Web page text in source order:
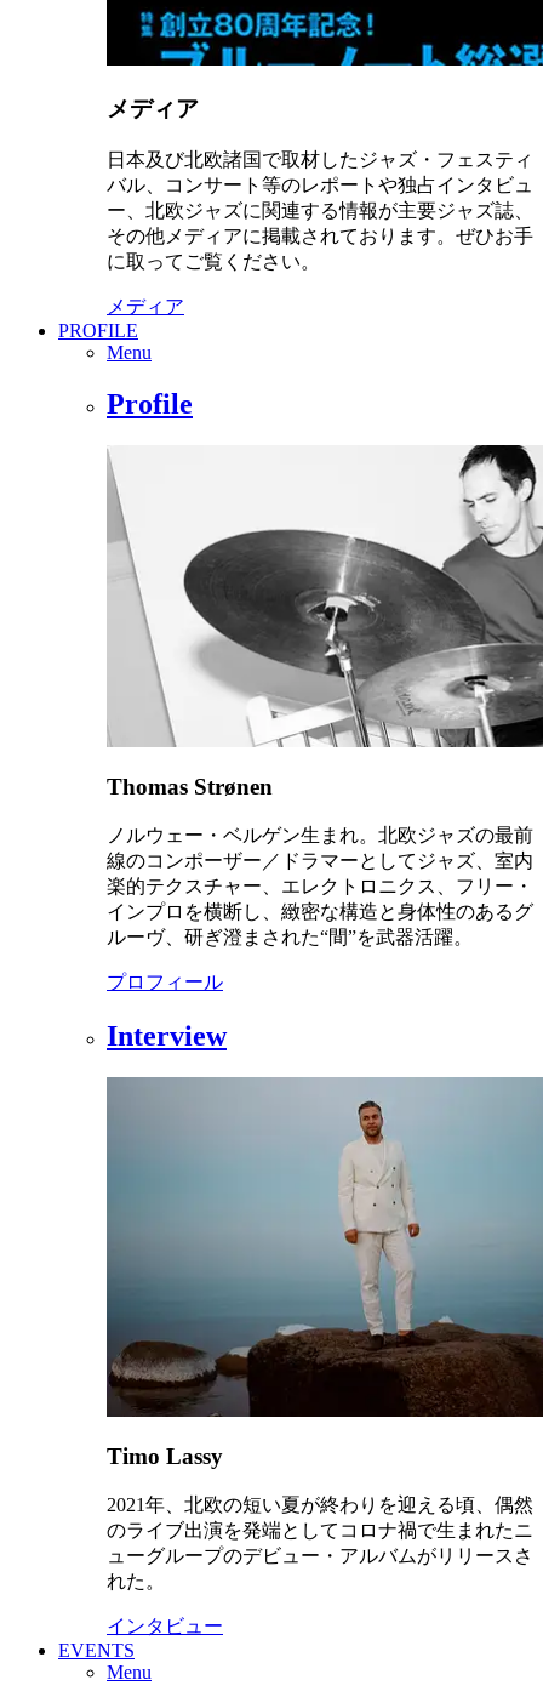
メディア
日本及び北欧諸国で取材したジャズ・フェスティ
バル、コンサート等のレポートや独占インタビュ
ー、北欧ジャズに関連する情報が主要ジャズ誌、
その他メディアに掲載されております。ぜひお手
に取ってご覧ください。
メディア
PROFILE
Menu
Profile
Thomas Strønen
ノルウェー・ベルゲン生まれ。北欧ジャズの最前
線のコンポーザー／ドラマーとしてジャズ、室内
楽的テクスチャー、エレクトロニクス、フリー・
インプロを横断し、緻密な構造と身体性のあるグ
ルーヴ、研ぎ澄まされた“間”を武器活躍。
プロフィール
Interview
Timo Lassy
2021年、北欧の短い夏が終わりを迎える頃、偶然
のライブ出演を発端としてコロナ禍で生まれたニ
ューグループのデビュー・アルバムがリリースさ
れた。
インタビュー
EVENTS
Menu